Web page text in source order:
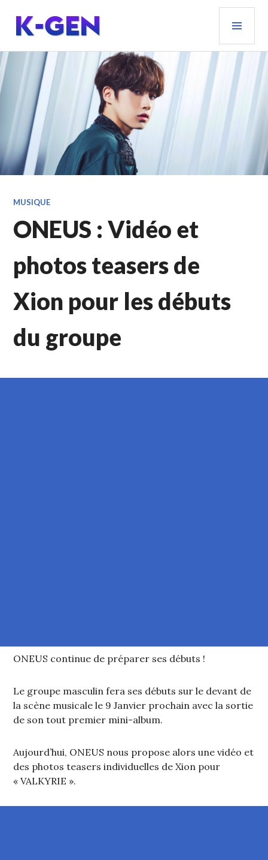
contenu
principal
K-GEN
MUSIQUE
ONEUS : Vidéo et
photos teasers de
Xion pour les débuts
du groupe
ONEUS continue de préparer ses débuts !
Le groupe masculin fera ses débuts sur le devant de
la scène musicale le 9 Janvier prochain avec la sortie
de son tout premier mini-album.
Aujourd’hui, ONEUS nous propose alors une vidéo et
des photos teasers individuelles de Xion pour
« VALKYRIE ».